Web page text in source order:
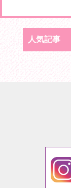
人気記事